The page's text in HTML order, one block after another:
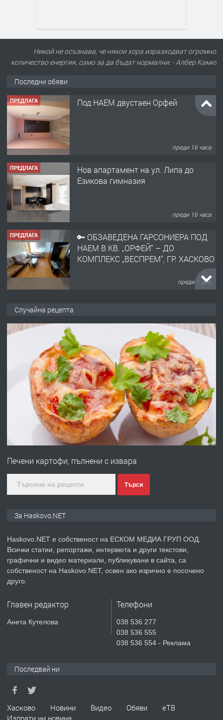
Никой не осъзнава, че някои хора изразходват огромно
количество енергия, само за да бъдат нормални. - Албер Камю
Последни обяви
ПРЕДЛАГА Под НАЕМ двустаен Орфей
преди 16 часа
ПРЕДЛАГА
Нов апартамент на ул. Липа до
Езикова гимназия
преди 16 часа
ПРЕДЛАГА
🔑 ОБЗАВЕДЕНА ГАРСОНИЕРА ПОД
НАЕМ В КВ. „ОРФЕЙ“ – ДО
КОМПЛЕКС „ВЕСПРЕМ“, ГР. ХАСКОВО
преди 1 ден
АПАРТАМЕНТ В ЦЕНТЪРА НА ГР.
преди 2 дни
ПРЕДЛАГА Давам гараж под наем
преди 2 дни
№4120 Магазин/Офис под наем в кв.
градската градина!
преди 3 дни
ПРЕДЛАГА
Продавам парцел в гр. Хасково кв.
СГЛОБЯВАНЕ НА МЕБЕЛИ.
ПРЕДЛАГА
№4119 Едностаен обзаведен
Случайна рецепта
Печени картофи, пълнени с извара
Търси
За Haskovo.NET
Haskovo.NET е собственост на ЕСКОМ МЕДИА ГРУП ООД.
Всички статии, репортажи, интервюта и други текстови,
графични и видео материали, публикувани в сайта, са
собственост на Haskovo.NET, освен ако изрично е посочено
друго.
Главен редактор
Анета Кутелова
Телефони
038 536 277
038 536 555
038 536 554 - Реклама
Последвай ни
Хасково Новини Видео Обяви
еТВ
Изпрати ни новина